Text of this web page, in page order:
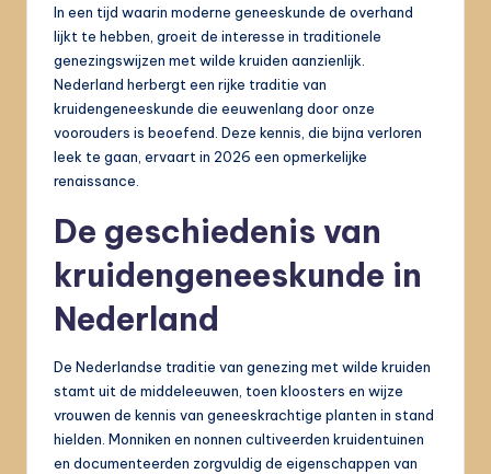
In een tijd waarin moderne geneeskunde de overhand
lijkt te hebben, groeit de interesse in traditionele
genezingswijzen met wilde kruiden aanzienlijk.
Nederland herbergt een rijke traditie van
kruidengeneeskunde die eeuwenlang door onze
voorouders is beoefend. Deze kennis, die bijna verloren
leek te gaan, ervaart in 2026 een opmerkelijke
renaissance.
De geschiedenis van
kruidengeneeskunde in
Nederland
De Nederlandse traditie van genezing met wilde kruiden
stamt uit de middeleeuwen, toen kloosters en wijze
vrouwen de kennis van geneeskrachtige planten in stand
hielden. Monniken en nonnen cultiveerden kruidentuinen
en documenteerden zorgvuldig de eigenschappen van